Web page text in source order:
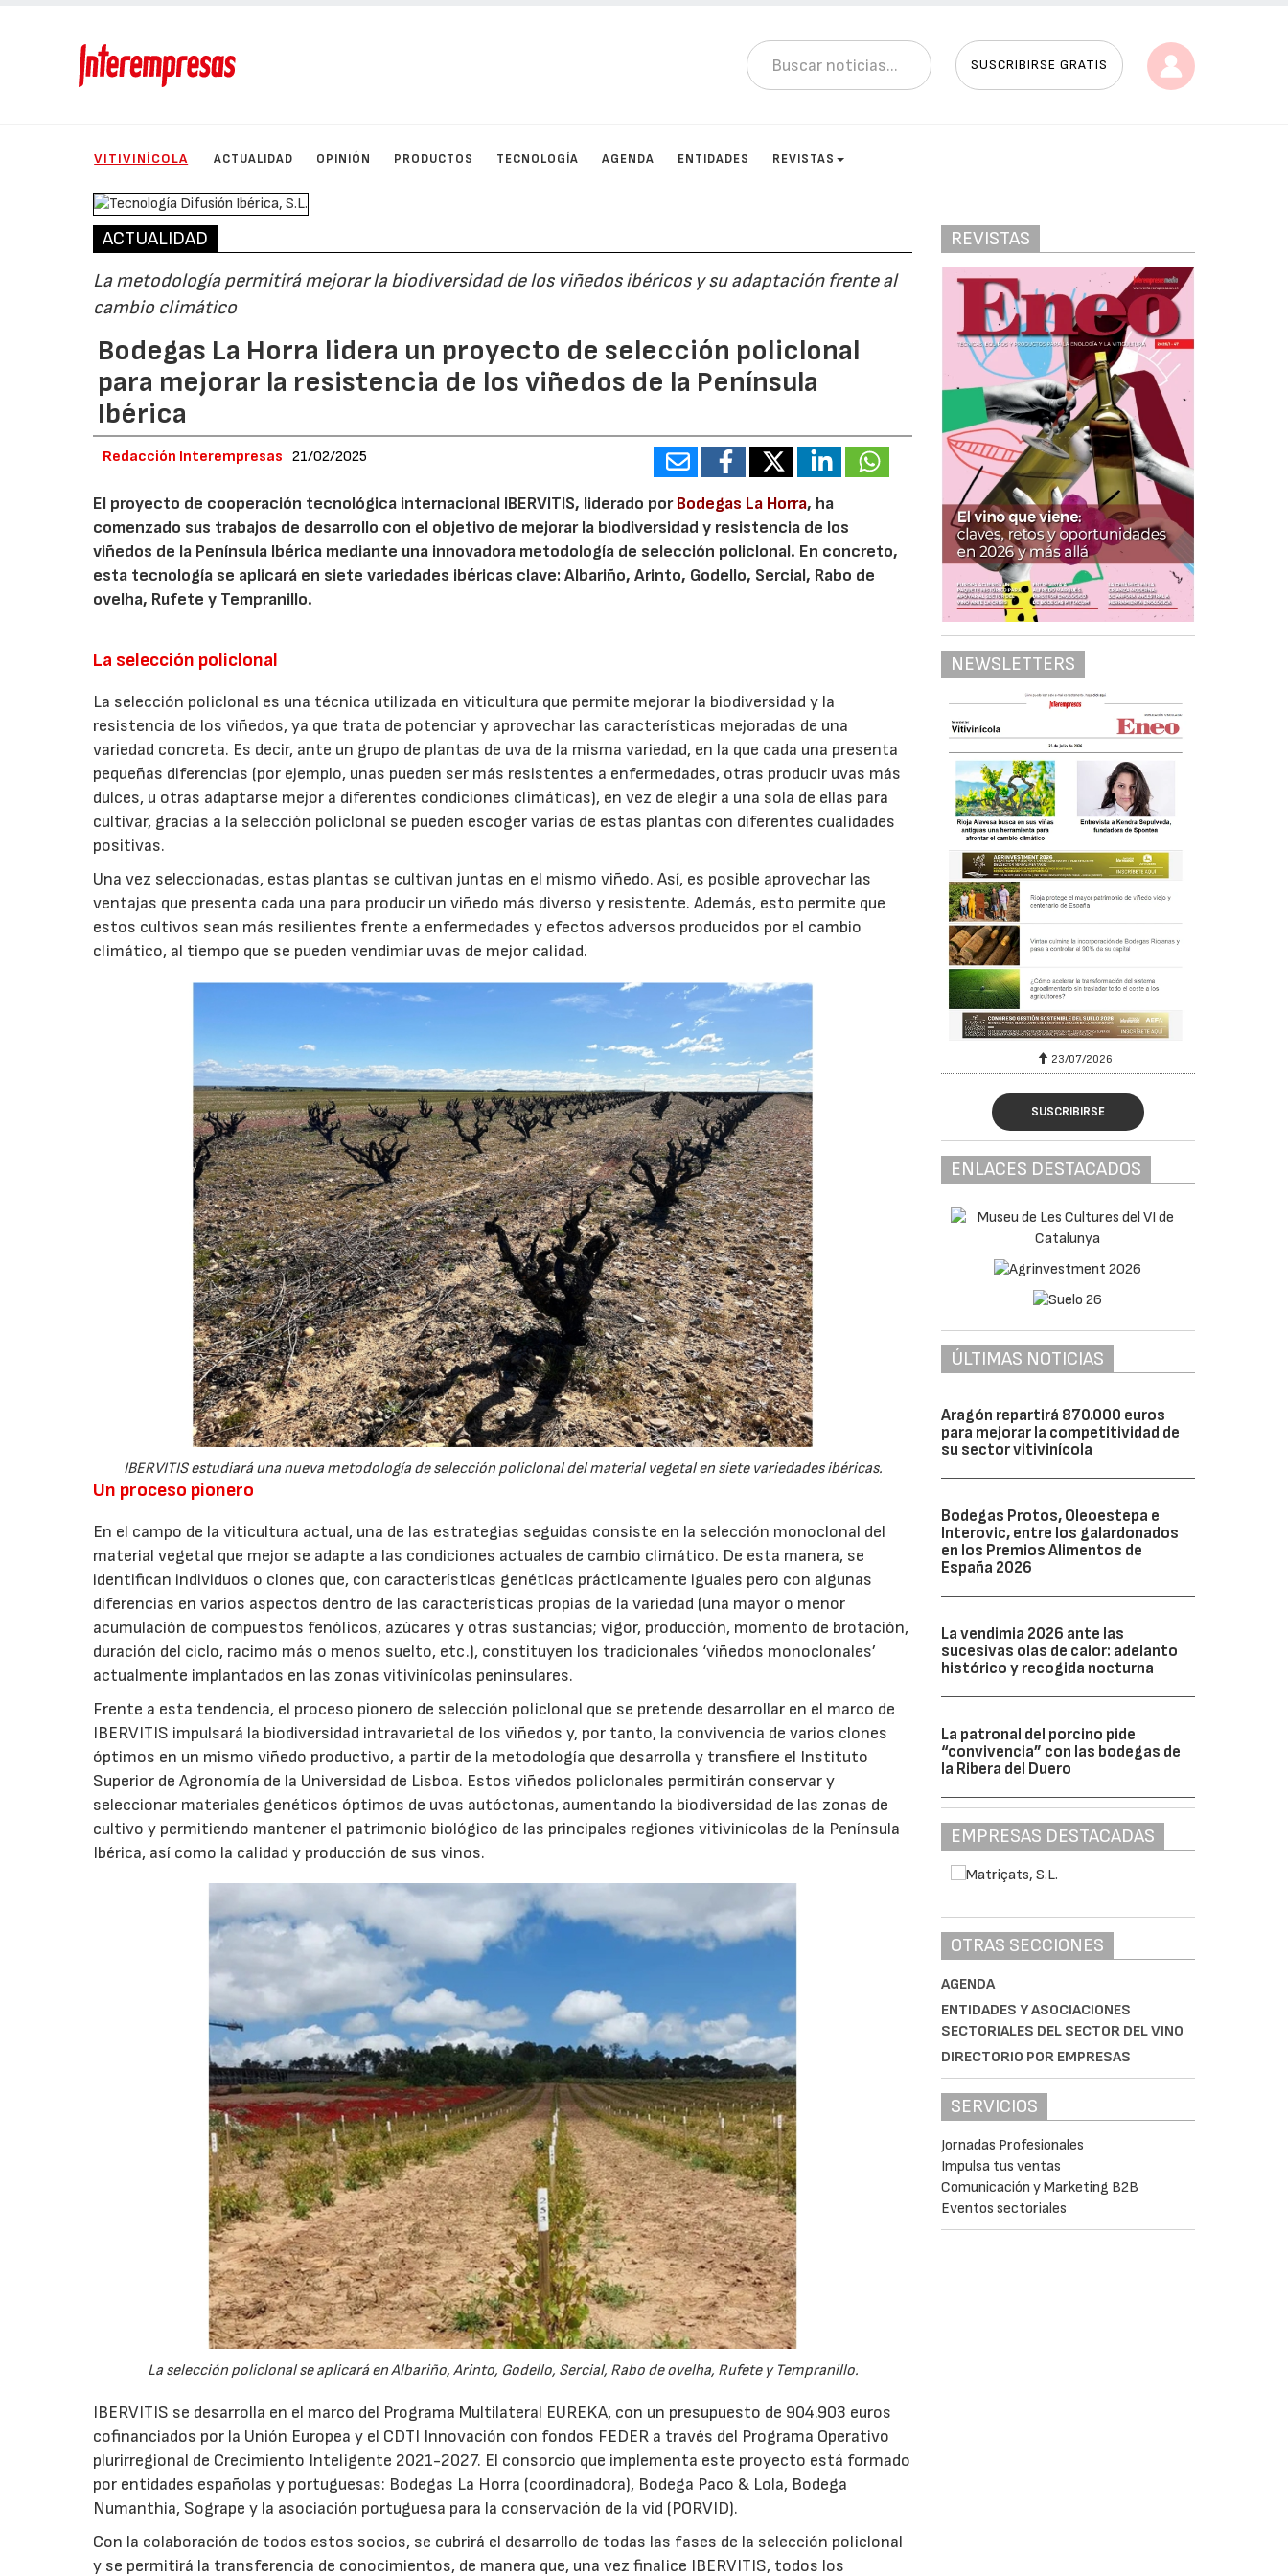
SUSCRIBIRSE GRATIS
VITIVINÍCOLA ACTUALIDAD OPINIÓN PRODUCTOS TECNOLOGÍA AGENDA ENTIDADES REVISTAS
ACTUALIDAD
La metodología permitirá mejorar la biodiversidad de los viñedos ibéricos y su adaptación frente al
cambio climático
Bodegas La Horra lidera un proyecto de selección policlonal
para mejorar la resistencia de los viñedos de la Península
Ibérica
Redacción Interempresas 21/02/2025
El proyecto de cooperación tecnológica internacional IBERVITIS, liderado porBodegas La Horra, ha
comenzado sus trabajos de desarrollo con el objetivo de mejorar la biodiversidad y resistencia de los
viñedos de la Península Ibérica mediante una innovadora metodología de selección policlonal. En concreto,
esta tecnología se aplicará en siete variedades ibéricas clave: Albariño, Arinto, Godello, Sercial, Rabo de
ovelha, Rufete y Tempranillo.
La selección policlonal
La selección policlonal es una técnica utilizada en viticultura que permite mejorar la biodiversidad y la
resistencia de los viñedos, ya que trata de potenciar y aprovechar las características mejoradas de una
variedad concreta. Es decir, ante un grupo de plantas de uva de la misma variedad, en la que cada una presenta
pequeñas diferencias (por ejemplo, unas pueden ser más resistentes a enfermedades, otras producir uvas más
dulces, u otras adaptarse mejor a diferentes condiciones climáticas), en vez de elegir a una sola de ellas para
cultivar, gracias a la selección policlonal se pueden escoger varias de estas plantas con diferentes cualidades
positivas.
Una vez seleccionadas, estas plantas se cultivan juntas en el mismo viñedo. Así, es posible aprovechar las
ventajas que presenta cada una para producir un viñedo más diverso y resistente. Además, esto permite que
estos cultivos sean más resilientes frente a enfermedades y efectos adversos producidos por el cambio
climático, al tiempo que se pueden vendimiar uvas de mejor calidad.
IBERVITIS estudiará una nueva metodología de selección policlonal del material vegetal en siete variedades ibéricas.
Un proceso pionero
En el campo de la viticultura actual, una de las estrategias seguidas consiste en la selección monoclonal del
material vegetal que mejor se adapte a las condiciones actuales de cambio climático. De esta manera, se
identifican individuos o clones que, con características genéticas prácticamente iguales pero con algunas
diferencias en varios aspectos dentro de las características propias de la variedad (una mayor o menor
acumulación de compuestos fenólicos, azúcares y otras sustancias; vigor, producción, momento de brotación,
duración del ciclo, racimo más o menos suelto, etc.), constituyen los tradicionales ‘viñedos monoclonales’
actualmente implantados en las zonas vitivinícolas peninsulares.
Frente a esta tendencia, el proceso pionero de selección policlonal que se pretende desarrollar en el marco de
IBERVITIS impulsará la biodiversidad intravarietal de los viñedos y, por tanto, la convivencia de varios clones
óptimos en un mismo viñedo productivo, a partir de la metodología que desarrolla y transfiere el Instituto
Superior de Agronomía de la Universidad de Lisboa. Estos viñedos policlonales permitirán conservar y
seleccionar materiales genéticos óptimos de uvas autóctonas, aumentando la biodiversidad de las zonas de
cultivo y permitiendo mantener el patrimonio biológico de las principales regiones vitivinícolas de la Península
Ibérica, así como la calidad y producción de sus vinos.
La selección policlonal se aplicará en Albariño, Arinto, Godello, Sercial, Rabo de ovelha, Rufete y Tempranillo.
IBERVITIS se desarrolla en el marco del Programa Multilateral EUREKA, con un presupuesto de 904.903 euros
cofinanciados por la Unión Europea y el CDTI Innovación con fondos FEDER a través del Programa Operativo
plurirregional de Crecimiento Inteligente 2021-2027. El consorcio que implementa este proyecto está formado
por entidades españolas y portuguesas: Bodegas La Horra (coordinadora), Bodega Paco & Lola, Bodega
Numanthia, Sogrape y la asociación portuguesa para la conservación de la vid (PORVID).
Con la colaboración de todos estos socios, se cubrirá el desarrollo de todas las fases de la selección policlonal
y se permitirá la transferencia de conocimientos, de manera que, una vez finalice IBERVITIS, todos los
REVISTAS
NEWSLETTERS
23/07/2026 30/07/2026 23/07/2026
SUSCRIBIRSE
ENLACES DESTACADOS
ÚLTIMAS NOTICIAS
Aragón repartirá 870.000 euros
para mejorar la competitividad de
su sector vitivinícola
Bodegas Protos, Oleoestepa e
Interovic, entre los galardonados
en los Premios Alimentos de
España 2026
La vendimia 2026 ante las
sucesivas olas de calor: adelanto
histórico y recogida nocturna
La patronal del porcino pide
“convivencia” con las bodegas de
la Ribera del Duero
EMPRESAS DESTACADAS
OTRAS SECCIONES
AGENDA
ENTIDADES Y ASOCIACIONES
SECTORIALES DEL SECTOR DEL VINO
DIRECTORIO POR EMPRESAS
SERVICIOS
Jornadas Profesionales
Impulsa tus ventas
Comunicación y Marketing B2B
Eventos sectoriales